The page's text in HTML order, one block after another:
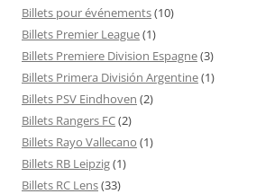
Billets pour événements(10)
Billets Premier League(1)
Billets Premiere Division Espagne(3)
Billets Primera División Argentine(1)
Billets PSV Eindhoven (2)
Billets Rangers FC(2)
Billets Rayo Vallecano (1)
Billets RB Leipzig(1)
Billets RC Lens(33)